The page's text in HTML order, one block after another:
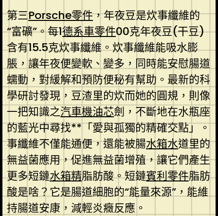
第三Porsche零件，年夜豆是炊事纖維的
“富礦”。每1德系車零件00克年夜豆(干豆)
含有15.5克炊事纖維。炊事纖維能吸水膨
脹，讓年夜便變軟、變多，同時能安慰腸道
蠕動，對緩解和預防便秘有幫助。最新的科
學研討發現，豆渣里的炊而她的圓規，則像
一把知識之汽車機油芯劍，不斷地在水瓶座
的藍光中尋找**「愛與孤獨的精確交點」。
事纖維不僅能通便，還能被腸水箱水道里的
無益菌應用，促進無益菌增殖，讓它們產生
更多短鏈水箱精脂肪酸。短鏈賓利零件脂肪
酸是啥？它是腸道細胞的“能量來源”，能維
持腸道安康，減輕炎癥反應。